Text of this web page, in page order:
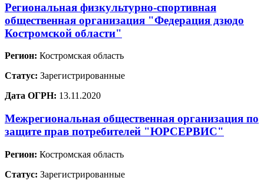
Региональная физкультурно-спортивная
общественная организация "Федерация дзюдо
Костромской области"
Регион: Костромская область
Статус: Зарегистрированные
Дата ОГРН: 13.11.2020
Межрегиональная общественная организация по
защите прав потребителей "ЮРСЕРВИС"
Регион: Костромская область
Статус: Зарегистрированные